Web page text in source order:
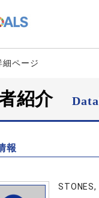
細ページ
者紹介
報